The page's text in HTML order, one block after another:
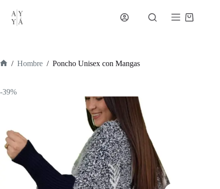
contenido
Carro
/ Hombre / Poncho Unisex con Mangas
-39%